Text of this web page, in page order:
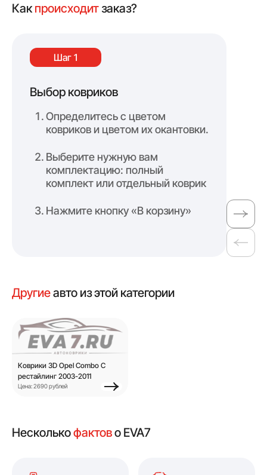
Какпроисходитзаказ?
Шаг 1
Выбор ковриков
Определитесь с цветом
ковриков и цветом их окантовки.
Выберите нужную вам
комплектацию: полный
комплект или отдельный коврик
Нажмите кнопку «В корзину»
Другиеавто из этой категории
Коврики 3D Opel Combo C
рестайлинг 2003-2011
Цена: 2690 рублей
Несколькофактово EVA7